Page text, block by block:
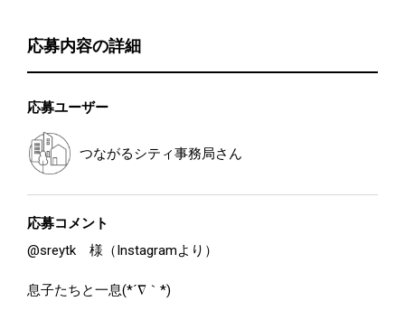
応募内容の詳細
応募ユーザー
つながるシティ事務局さん
応募コメント
@sreytk 様（Instagramより）
息子たちと一息(*´∇｀*)